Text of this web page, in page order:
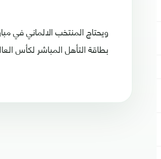
ويحتاج المنتخب الالماني في
بطاقة التأهل المباشر لكأس